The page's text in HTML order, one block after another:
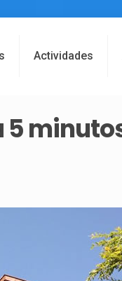
Actividades